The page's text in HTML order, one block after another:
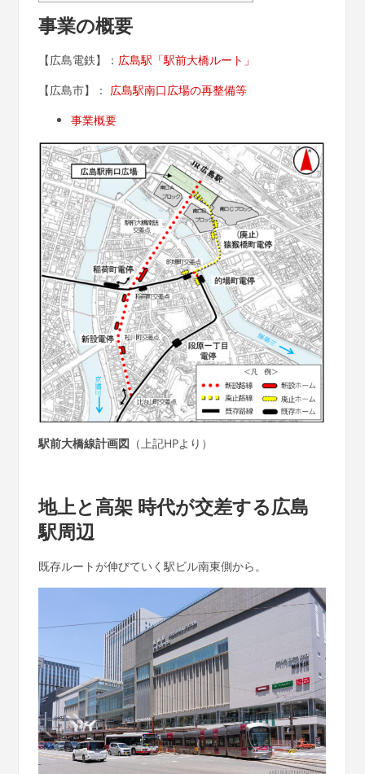
事業の概要
【広島電鉄】： 広島駅「駅前大橋ルート」
【広島市】： 広島駅南口広場の再整備等
事業概要
駅前大橋線計画図 （上記HPより）
地上と高架 時代が交差する広島
駅周辺
既存ルートが伸びていく駅ビル南東側から。